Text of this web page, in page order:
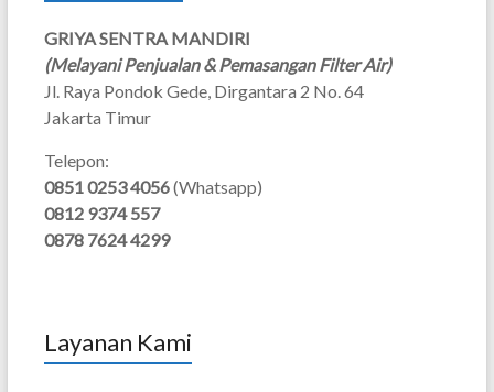
GRIYA SENTRA MANDIRI
(Melayani Penjualan & Pemasangan Filter Air)
Jl. Raya Pondok Gede, Dirgantara 2 No. 64
Jakarta Timur
Telepon:
0851 0253 4056(Whatsapp)
0812 9374 557
0878 7624 4299
Layanan Kami